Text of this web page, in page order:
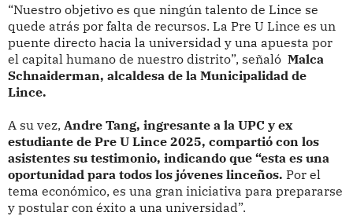
“Nuestro objetivo es que ningún talento de Lince se
quede atrás por falta de recursos. La Pre U Lince es un
puente directo hacia la universidad y una apuesta por
el capital humano de nuestro distrito”, señaló Malca
Schnaiderman, alcaldesa de la Municipalidad de
Lince.
A su vez, Andre Tang, ingresante a la UPC y ex
estudiante de Pre U Lince 2025, compartió con los
asistentes su testimonio, indicando que “esta es una
oportunidad para todos los jóvenes linceños. Por el
tema económico, es una gran iniciativa para prepararse
y postular con éxito a una universidad”.